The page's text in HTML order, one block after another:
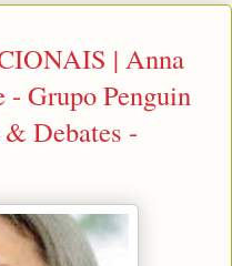
| Anna
- Grupo Penguin
Debates -